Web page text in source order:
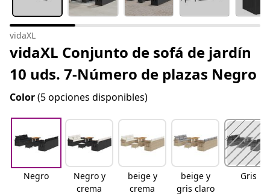
vidaXL
vidaXL Conjunto de sofá de jardín
10 uds. 7-Número de plazas Negro
Color(5 opciones disponibles)
Negro
Negro y
crema
beige y
crema
beige y
gris claro
Gris